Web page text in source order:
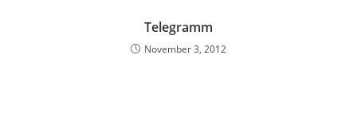
Telegramm
November 3, 2012